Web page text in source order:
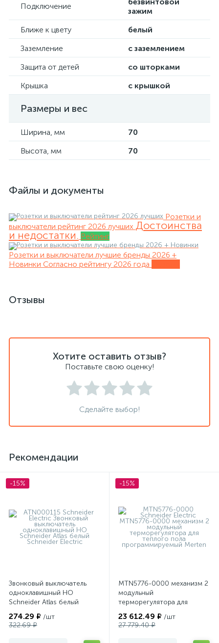
Подключение
зажим
Ближе к цвету
белый
Заземление
с заземлением
Защита от детей
со шторками
Крышка
с крышкой
Размеры и вес
Ширина, мм
70
Высота, мм
70
Файлы и документы
Розетки и
выключатели рейтинг 2026 лучших Достоинства
и недостатки. Рейтинг
Розетки и выключатели лучшие бренды 2026 +
Новинки Согласно рейтингу 2026 года
Отзывы
Хотите оставить отзыв?
Поставьте свою оценку!
Сделайте выбор!
Рекомендации
-15%
Звонковый выключатель
одноклавишный НО
Schneider Atlas белый
274.29 ₽ /шт
322.69 ₽
-15%
MTN5776-0000 механизм 2
модульный
терморегулятора для
программируемый Merten
23 612.49 ₽ /шт
27 779.40 ₽